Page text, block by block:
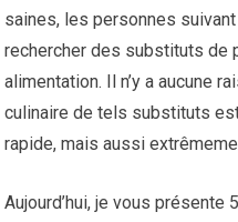
saines, les personnes
rechercher des substituts de
alimentation. Il n’y a aucune
culinaire de tels substituts
rapide, mais aussi
Aujourd’hui, je vous